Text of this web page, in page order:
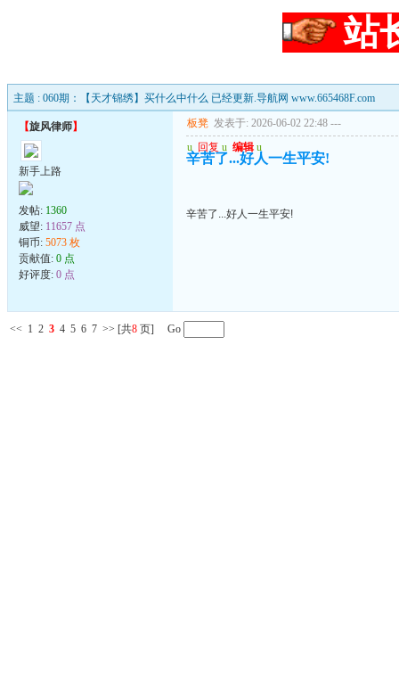
站
主题 : 060期：【天才锦绣】买什么中什么 已经更新.导航网 www.665468F.com
【旋风律师】
新手上路
发帖: 1360
威望: 11657 点
铜币: 5073 枚
贡献值: 0 点
好评度: 0 点
板凳 发表于: 2026-06-02 22:48 ---
u 回复 u 编辑 u
辛苦了...好人一生平安!
辛苦了...好人一生平安!
<< 1 2 3 4 5 6 7 >> [共8 页] Go